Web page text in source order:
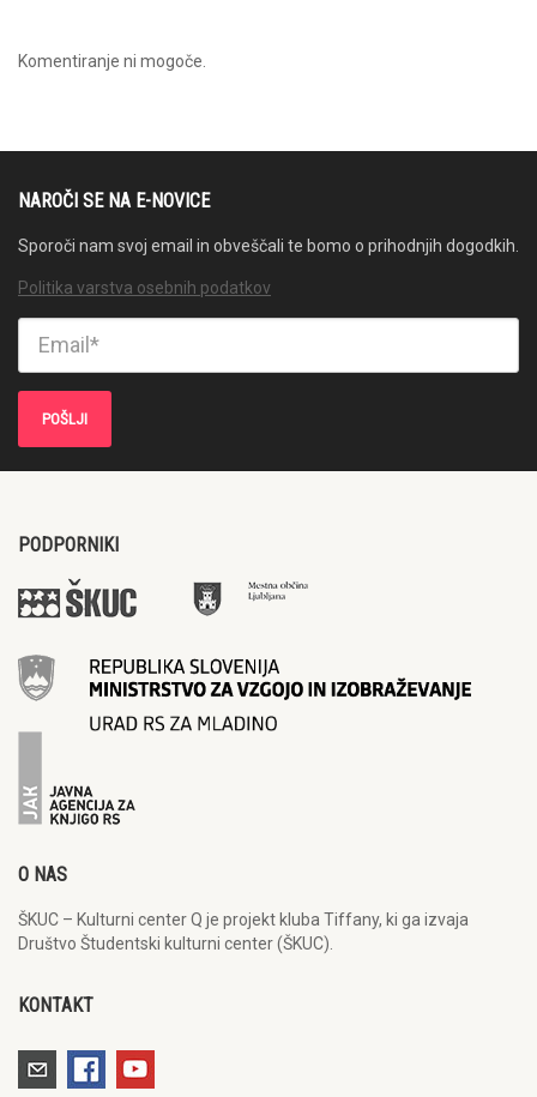
Komentiranje ni mogoče.
NAROČI SE NA E-NOVICE
Sporoči nam svoj email in obveščali te bomo o prihodnjih dogodkih.
Politika varstva osebnih podatkov
PODPORNIKI
O NAS
ŠKUC – Kulturni center Q je projekt kluba Tiffany, ki ga izvaja
Društvo Študentski kulturni center (ŠKUC).
KONTAKT